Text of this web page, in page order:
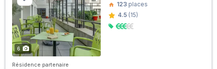
6
123 places
4.5 (15)
Résidence partenaire